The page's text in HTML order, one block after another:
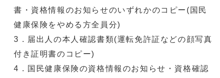
書・資格情報のお知らせのいずれかのコピー(国民
健康保険をやめる方全員分)
3．届出人の本人確認書類(運転免許証などの顔写真
付き証明書のコピー)
4．国民健康保険の資格情報のお知らせ・資格確認